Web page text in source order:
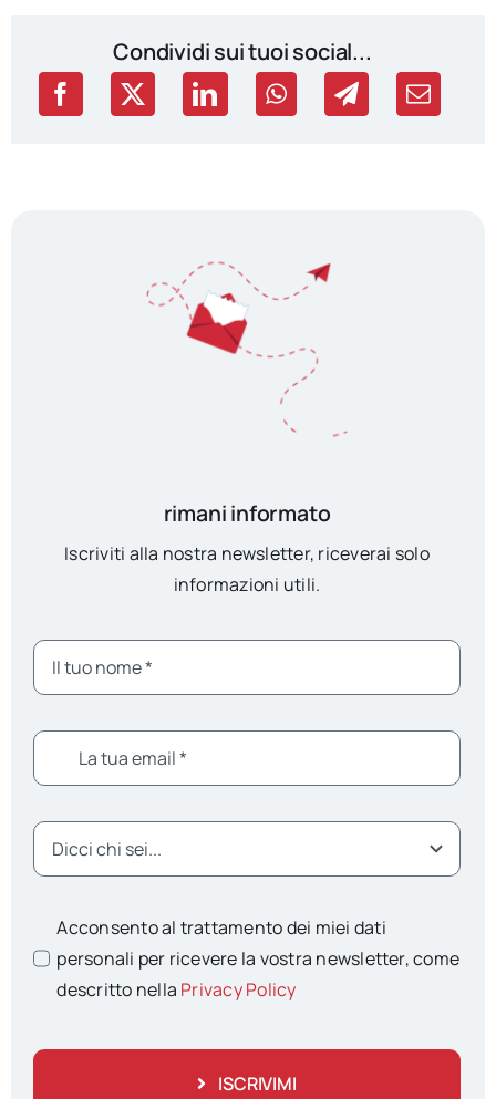
Condividi sui tuoi social...
rimani informato
Iscriviti alla nostra newsletter, riceverai solo
informazioni utili.
Acconsento al trattamento dei miei dati
personali per ricevere la vostra newsletter, come
descritto nella Privacy Policy
ISCRIVIMI